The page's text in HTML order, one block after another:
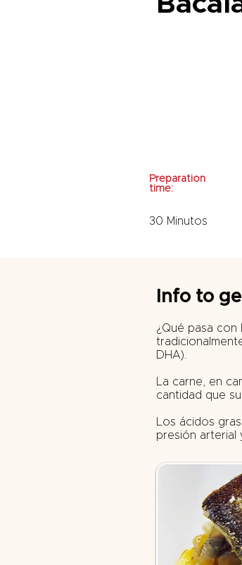
Preparation
time:
30 Minutos
Info to
¿Qué pasa con
DHA).
La carne, en
cantidad que
Los ácidos
presión arterial